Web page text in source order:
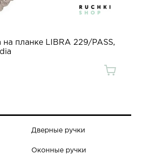
на планке LIBRA 229/PASS,
Дверные ручки
Оконные ручки